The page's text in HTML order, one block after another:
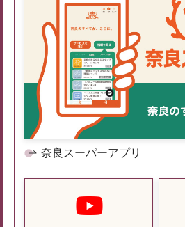
奈良スーパーアプリ